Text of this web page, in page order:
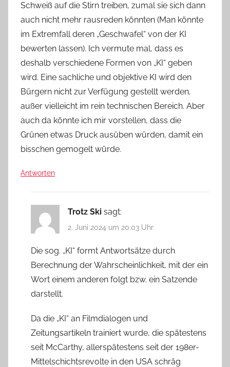
Schweiß auf die Stirn treiben, zumal sie sich dann
auch nicht mehr rausreden könnten (Man könnte
im Extremfall deren „Geschwafel“ von der KI
bewerten lassen). Ich vermute mal, dass es
deshalb verschiedene Formen von „KI“ geben
wird. Eine sachliche und objektive KI wird den
Bürgern nicht zur Verfügung gestellt werden,
außer vielleicht im rein technischen Bereich. Aber
auch da könnte ich mir vorstellen, dass die
Grünen etwas Druck ausüben würden, damit ein
bisschen gemogelt würde.
Antworten
Trotz Ski sagt:
2. Juni 2024 um 20:03 Uhr
Die sog. „KI“ formt Antwortsätze durch
Berechnung der Wahrscheinlichkeit, mit der ein
Wort einem anderen folgt bzw. ein Satzende
darstellt.
Da die „KI“ an Filmdialogen und
Zeitungsartikeln trainiert wurde, die spätestens
seit McCarthy, allerspätestens seit der 198er-
Mittelschichtsrevolte in den USA schräg